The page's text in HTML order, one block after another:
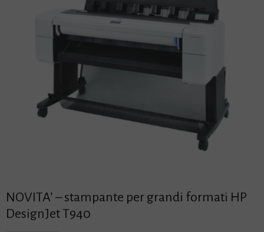
NOVITA’ – stampante per grandi formati HP
DesignJet T940